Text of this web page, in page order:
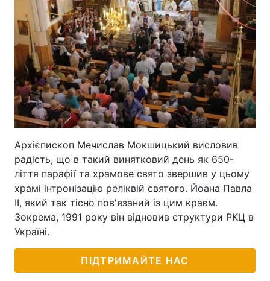
Архієпископ Мечислав Мокшицький висловив
радість, що в такий винятковий день як 650-
ліття парафії та храмове свято звершив у цьому
храмі інтронізацію реліквій святого. Йоана Павла
ІІ, який так тісно пов'язаний із цим краєм.
Зокрема, 1991 року він відновив структури РКЦ в
Україні.
ПІДТРИМАЙТЕ НАС